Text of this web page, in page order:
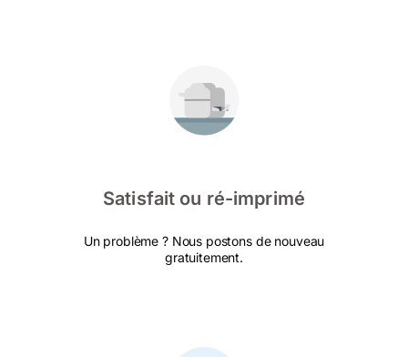
Satisfait ou ré-imprimé
Un problème ? Nous postons de nouveau
gratuitement.